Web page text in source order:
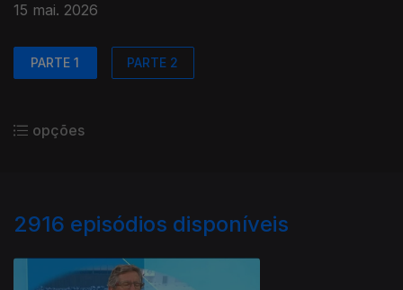
15 mai. 2026
PARTE 1 PARTE 2
opções
2916 episódios disponíveis